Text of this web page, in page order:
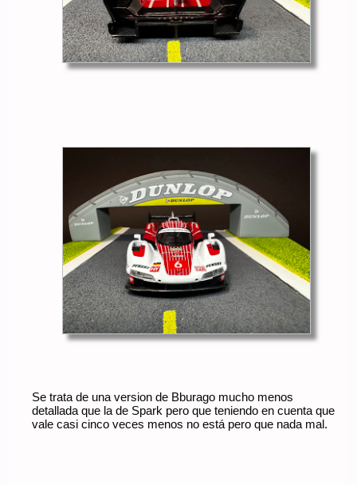
Se trata de una version de Bburago mucho menos
detallada que la de Spark pero que teniendo en cuenta que
vale casi cinco veces menos no está pero que nada mal.